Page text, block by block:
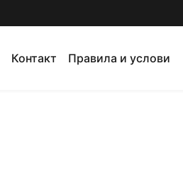
Контакт Правила и услови